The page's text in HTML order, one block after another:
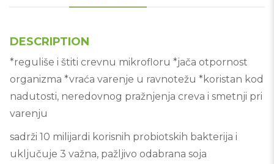
DESCRIPTION
*reguliše i štiti crevnu mikrofloru *jača otpornost
organizma *vraća varenje u ravnotežu *koristan kod
nadutosti, neredovnog pražnjenja creva i smetnji pri
varenju
sadrži 10 milijardi korisnih probiotskih bakterija i
uključuje 3 važna, pažljivo odabrana soja